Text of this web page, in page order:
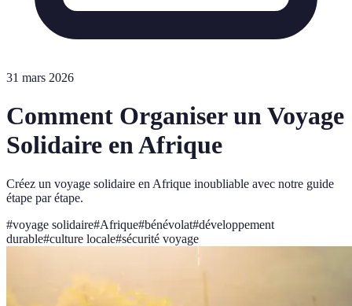
31 mars 2026
Comment Organiser un Voyage
Solidaire en Afrique
Créez un voyage solidaire en Afrique inoubliable avec notre guide
étape par étape.
#voyage solidaire#Afrique#bénévolat#développement
durable#culture locale#sécurité voyage